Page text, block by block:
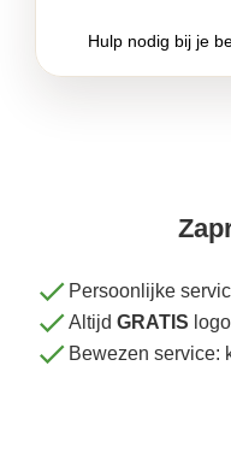
Hulp nodig bij je
Persoonlijke
Altijd GRATIS
Bewezen service: